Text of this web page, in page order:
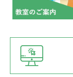
市内総合体育大
緑ケ丘体育館
2022.06.12
県知事杯争奪バ
緑ケ丘体育館